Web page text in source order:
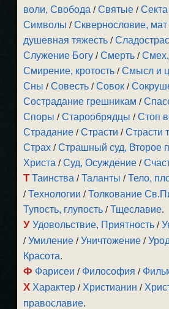
воли, Свобода /Святые /Секта
Символы /Сквернословие, мат
душевная тяжесть /
Служение Богу /Смерть /
Смирение, кротость /Смысл и
Сны /Совесть /Совок /
Сострадание грешникам /
Споры /Старообрядцы /Стоп
Страдание /Страсти /Страсти
Страх /Страшный суд, Второе
Христа /Суд, Осуждение /
Т Таинства /Таланты /Тело,
/Технологии /Толкование
Тупость, глупость /Тщеславие.
У Удовольствие, Приятность /
/Умиление /Уничтожение /
Красота.
Ф Фарисеи / Философия /
Х Характер / Христианин /
православие.